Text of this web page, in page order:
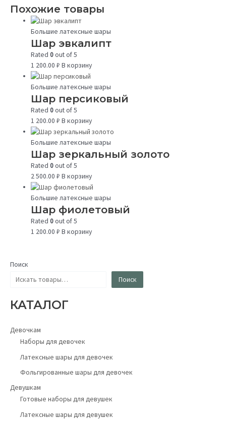
Поиск
Поиск
КАТАЛОГ
Девочкам
Наборы для девочек
Латексные шары для девочек
Фольгированные шары для девочек
Девушкам
Готовые наборы для девушек
Латексные шары для девушек
Похожие товары
Большие латексные шары
Шар эвкалипт
Rated0out of 5
1 200.00₽ В корзину
Большие латексные шары
Шар персиковый
Rated0out of 5
1 200.00₽ В корзину
Большие латексные шары
Шар зеркальный золото
Rated0out of 5
2 500.00₽ В корзину
Большие латексные шары
Шар фиолетовый
Rated0out of 5
1 200.00₽ В корзину